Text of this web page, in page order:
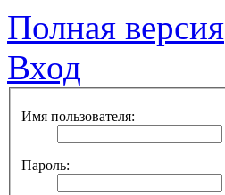
Полная версия
Вход
Имя пользователя:
Пароль: